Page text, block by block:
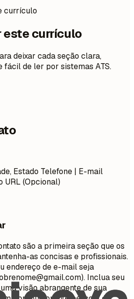
currículo
este currículo
deixar cada seção clara,
fácil de ler por sistemas ATS.
Estado Telefone | E-mail
URL (Opcional)
são a primeira seção que os
as concisas e profissionais.
endereço de e-mail seja
). Inclua seu
visão abrangente de sua